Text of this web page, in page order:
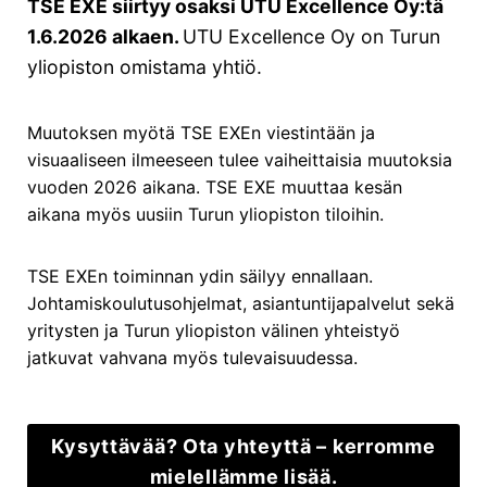
Muut ohjelmat:
Kestävä johtaminen ja liiketoiminta
Strateginen ennakoinnin johtaminen
LinkedIn
Facebook
Instagram
Saavutettavuusseloste|Tietosuojailmoitus
TSE EXE siirtyy osaksi UTU Excellence Oy:tä
1.6.2026 alkaen. UTU Excellence Oy on Turun
yliopiston omistama yhtiö.
Muutoksen myötä TSE EXEn viestintään ja
visuaaliseen ilmeeseen tulee vaiheittaisia muutoksia
vuoden 2026 aikana. TSE EXE muuttaa kesän
aikana myös uusiin Turun yliopiston tiloihin.
TSE EXEn toiminnan ydin säilyy ennallaan.
Johtamiskoulutusohjelmat, asiantuntijapalvelut sekä
yritysten ja Turun yliopiston välinen yhteistyö
jatkuvat vahvana myös tulevaisuudessa.
Kysyttävää? Ota yhteyttä – kerromme
mielellämme lisää.